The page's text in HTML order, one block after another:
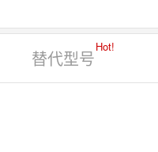
替代型号
Hot!